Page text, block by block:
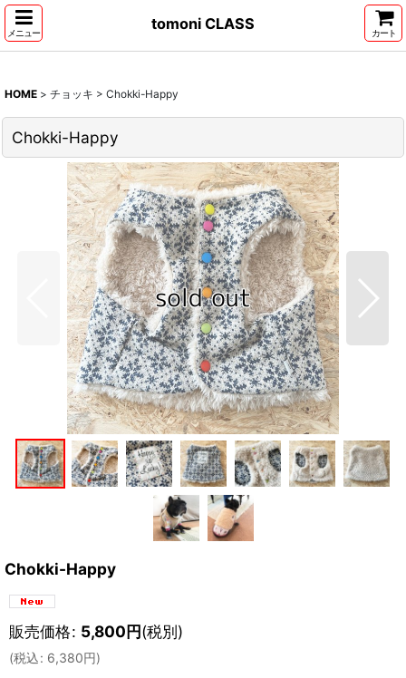
メニュー
tomoni CLASS
カート
HOME > チョッキ > Chokki-Happy
Chokki-Happy
Chokki-Happy
販売価格: 5,800円(税別)
(税込: 6,380円)